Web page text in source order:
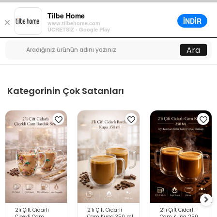
×
Tilbe Home
www.tilbehome.com
ÜCRETSİZ - Google Play
İNDİR
Menü
0
Ara
Kategorinin Çok Satanları
2li Çift Cidarlı
2’li Çift Cidarlı
2’li Çift Cidarlı